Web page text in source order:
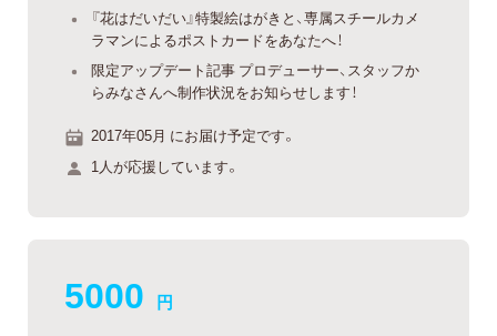
『花はだいだい』特製絵はがきと、専属スチールカメ
ラマンによるポストカードをあなたへ！
限定アップデート記事 プロデューサー、スタッフか
らみなさんへ制作状況をお知らせします！
2017年05月 にお届け予定です。
1人が応援しています。
5000 円